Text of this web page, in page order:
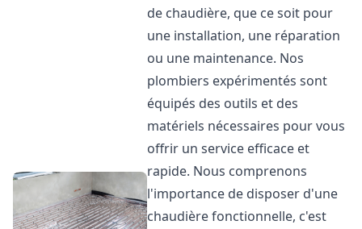
de chaudière, que ce soit pour
une installation, une réparation
ou une maintenance. Nos
plombiers expérimentés sont
équipés des outils et des
matériels nécessaires pour vous
offrir un service efficace et
rapide. Nous comprenons
l'importance de disposer d'une
chaudière fonctionnelle, c'est